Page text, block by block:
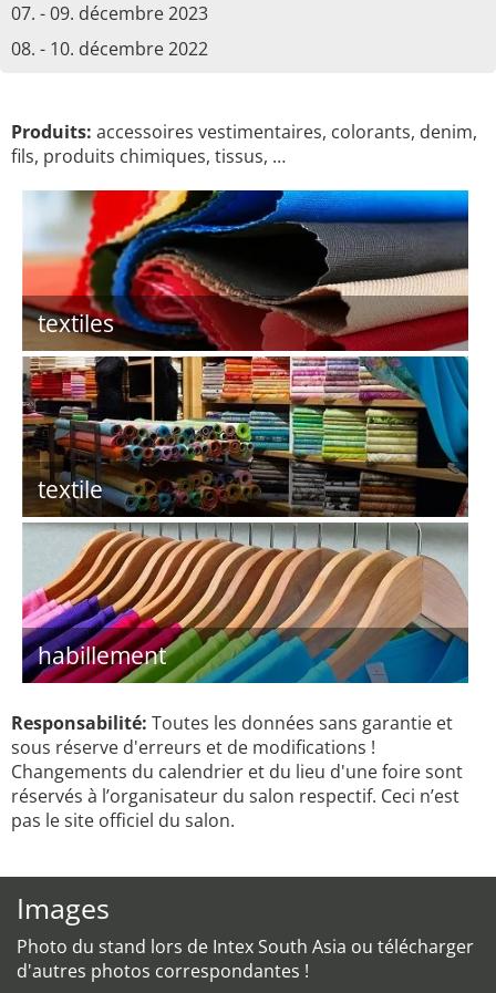
07. - 09. décembre 2023
08. - 10. décembre 2022
Produits: accessoires vestimentaires, colorants, denim,
fils, produits chimiques, tissus, …
textiles
textile
habillement
Responsabilité: Toutes les données sans garantie et
sous réserve d'erreurs et de modifications !
Changements du calendrier et du lieu d'une foire sont
réservés à l’organisateur du salon respectif. Ceci n’est
pas le site officiel du salon.
Images
Photo du stand lors de Intex South Asia ou télécharger
d'autres photos correspondantes !